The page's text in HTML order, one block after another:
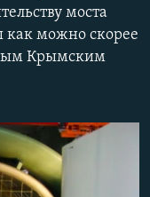
моста
как можно скорее
Крымским